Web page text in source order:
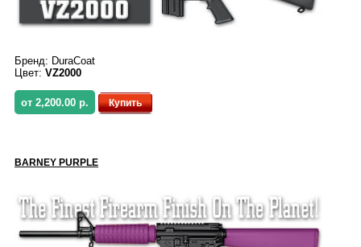
Бренд: DuraCoat
Цвет: VZ2000
от 2,200.00 р. Купить
BARNEY PURPLE